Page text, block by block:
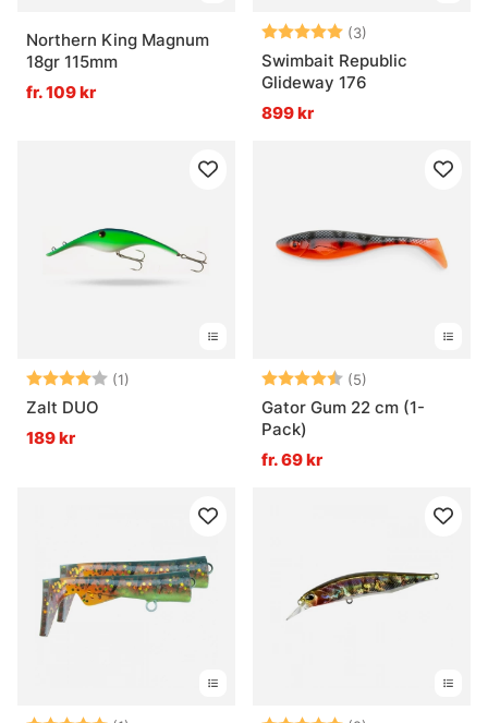
Northern King Magnum
18gr 115mm
fr. 109 kr
Betyg: (3)
Swimbait Republic
Glideway 176
899 kr
Betyg: (1)
4.0 utav 5 stjärnor
Zalt DUO
189 kr
Betyg: (5)
Gator Gum 22 cm (1-
Pack)
fr. 69 kr